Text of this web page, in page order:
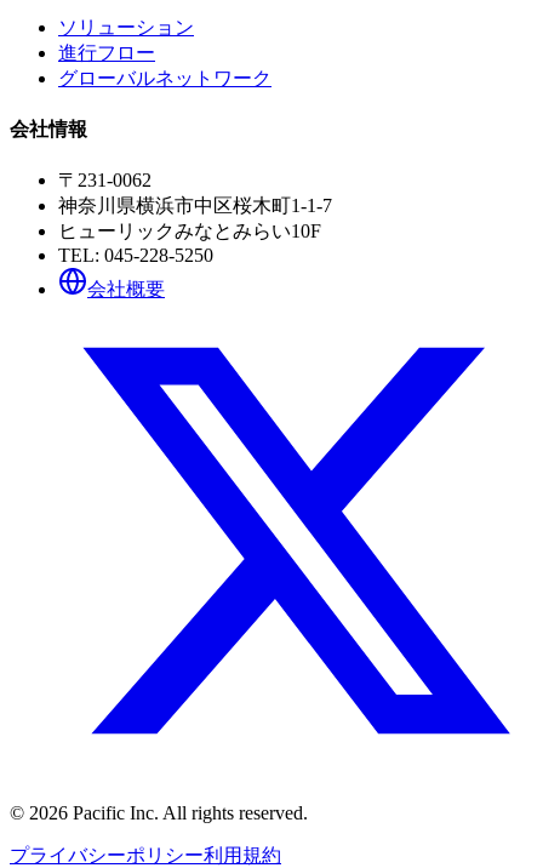
ソリューション
進行フロー
グローバルネットワーク
会社情報
〒231-0062
神奈川県横浜市中区桜木町1-1-7
ヒューリックみなとみらい10F
TEL: 045-228-5250
会社概要
© 2026 Pacific Inc. All rights reserved.
プライバシーポリシー利用規約